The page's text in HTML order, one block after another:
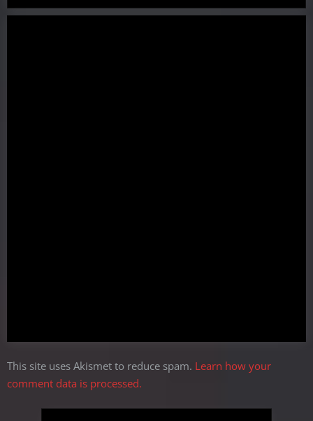
This site uses Akismet to reduce spam. Learn how your
comment data is processed.